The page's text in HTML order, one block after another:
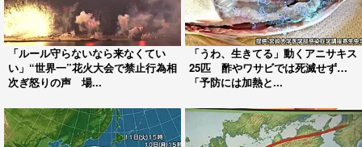
「ルール守らないなら来なくてい
い」“世界一”花火大会で禁止行為相
次ぎ怒りの声 場...
「うわ、生きてる」動くアニサキス
25匹 酢やワサビでは死滅せず…
「予防には加熱と...